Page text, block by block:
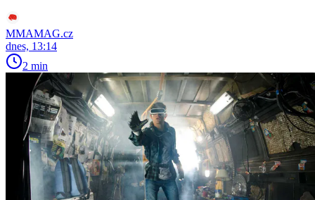
MMAMAG.cz
dnes, 13:14
2 min